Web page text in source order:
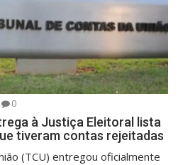
0
à Justiça Eleitoral lista
tiveram contas rejeitadas
(TCU) entregou oficialmente